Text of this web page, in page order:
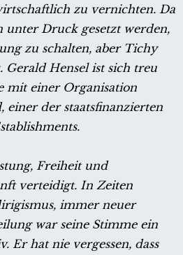
zu vernichten. Da
unter Druck gesetzt werden,
zu schalten, aber Tichy
Gerald Hensel ist sich treu
mit einer Organisation
einer der staatsfinanzierten
Freiheit und
verteidigt. In Zeiten
immer neuer
war seine Stimme ein
Er hat nie vergessen, dass